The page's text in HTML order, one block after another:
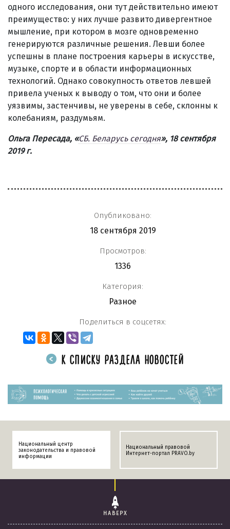
одного исследования, они тут действительно имеют
преимущество: у них лучше развито дивергентное
мышление, при котором в мозге одновременно
генерируются различные решения. Левши более
успешны в плане построения карьеры в искусстве,
музыке, спорте и в области информационных
технологий. Однако совокупность ответов левшей
привела ученых к выводу о том, что они и более
уязвимы, застенчивы, не уверены в себе, склонны к
колебаниям, раздумьям.
Ольга Пересада, «СБ. Беларусь сегодня», 18 сентября
2019 г.
Опубликовано:
18 сентября 2019
Просмотров:
1336
Категория:
Разное
Поделиться в соцсетях:
К СПИСКУ РАЗДЕЛА НОВОСТЕЙ
Национальный центр
законодательства и правовой
информации
Национальный правовой
Интернет-портал PRAVO.by
НАВЕРХ